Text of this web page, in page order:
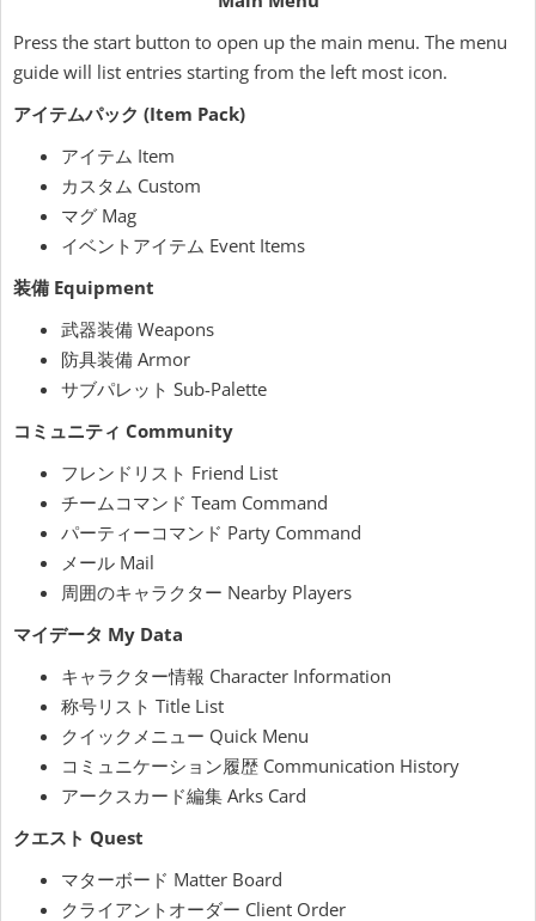
Press the start button to open up the main menu. The menu
guide will list entries starting from the left most icon.
アイテムパック (Item Pack)
アイテム Item
カスタム Custom
マグ Mag
イベントアイテム Event Items
装備 Equipment
武器装備 Weapons
防具装備 Armor
サブパレット Sub-Palette
コミュニティ Community
フレンドリスト Friend List
チームコマンド Team Command
パーティーコマンド Party Command
メール Mail
周囲のキャラクター Nearby Players
マイデータ My Data
キャラクター情報 Character Information
称号リスト Title List
クイックメニュー Quick Menu
コミュニケーション履歴 Communication History
アークスカード編集 Arks Card
クエスト Quest
マターボード Matter Board
クライアントオーダー Client Order